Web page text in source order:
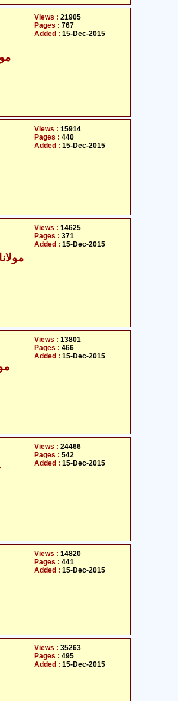
Views : 21905
Pages : 767
Added : 15-Dec-2015
Views : 15914
Pages : 440
Added : 15-Dec-2015
Views : 14625
Pages : 371
Added : 15-Dec-2015
Views : 13801
Pages : 466
Added : 15-Dec-2015
Views : 24466
Pages : 542
Added : 15-Dec-2015
Views : 14820
Pages : 441
Added : 15-Dec-2015
Views : 35263
Pages : 495
Added : 15-Dec-2015